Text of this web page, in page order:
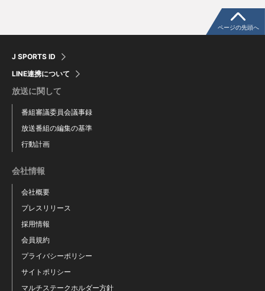
J SPORTS ID
LINE連携について
放送に関して
番組審議委員会議事録
放送番組の編集の基準
行動計画
会社情報
会社概要
プレスリリース
採用情報
会員規約
プライバシーポリシー
サイトポリシー
マルチステークホルダー方針
ページの先頭へ